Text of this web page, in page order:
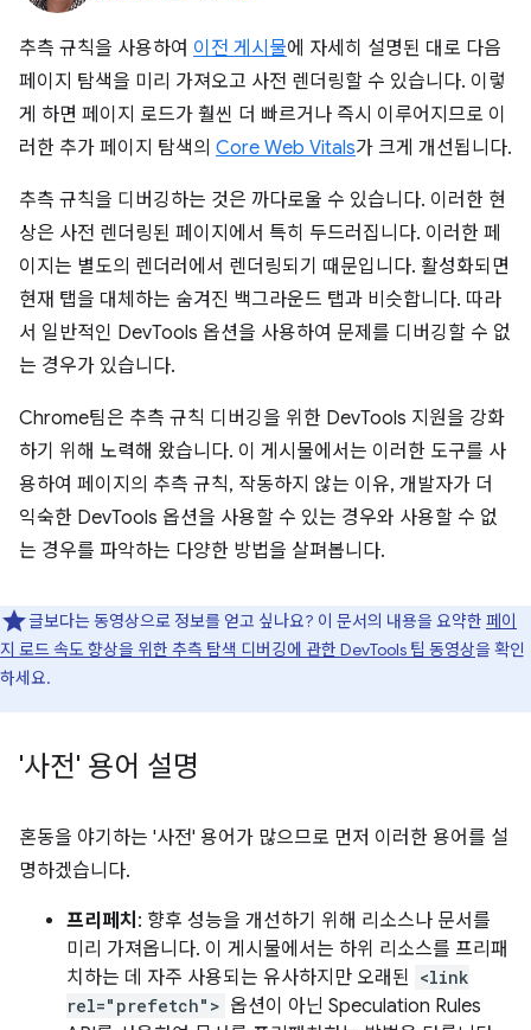
추측 규칙을 사용하여 이전 게시물에 자세히 설명된 대로 다음
페이지 탐색을 미리 가져오고 사전 렌더링할 수 있습니다. 이렇
게 하면 페이지 로드가 훨씬 더 빠르거나 즉시 이루어지므로 이
러한 추가 페이지 탐색의 Core Web Vitals가 크게 개선됩니다.
추측 규칙을 디버깅하는 것은 까다로울 수 있습니다. 이러한 현
상은 사전 렌더링된 페이지에서 특히 두드러집니다. 이러한 페
이지는 별도의 렌더러에서 렌더링되기 때문입니다. 활성화되면
현재 탭을 대체하는 숨겨진 백그라운드 탭과 비슷합니다. 따라
서 일반적인 DevTools 옵션을 사용하여 문제를 디버깅할 수 없
는 경우가 있습니다.
Chrome팀은 추측 규칙 디버깅을 위한 DevTools 지원을 강화
하기 위해 노력해 왔습니다. 이 게시물에서는 이러한 도구를 사
용하여 페이지의 추측 규칙, 작동하지 않는 이유, 개발자가 더
익숙한 DevTools 옵션을 사용할 수 있는 경우와 사용할 수 없
는 경우를 파악하는 다양한 방법을 살펴봅니다.
글보다는 동영상으로 정보를 얻고 싶나요? 이 문서의 내용을 요약한 페이
지 로드 속도 향상을 위한 추측 탐색 디버깅에 관한 DevTools 팁 동영상을 확인
하세요.
'사전' 용어 설명
혼동을 야기하는 '사전' 용어가 많으므로 먼저 이러한 용어를 설
명하겠습니다.
프리페치 : 향후 성능을 개선하기 위해 리소스나 문서를
미리 가져옵니다. 이 게시물에서는 하위 리소스를 프리패
치하는 데 자주 사용되는 유사하지만 오래된 <link
rel="prefetch"> 옵션이 아닌 Speculation Rules